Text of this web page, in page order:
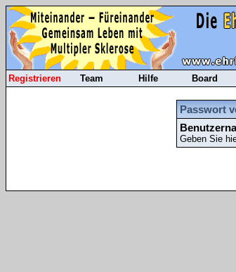
Registrieren Team Hilfe Board
Passwort
Geben Sie